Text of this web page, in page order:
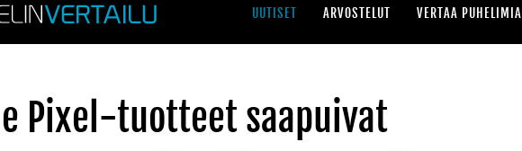
UUTISET ARVOSTELUT VERTAA PUHELIMIA
Pixel-tuotteet saapuivat